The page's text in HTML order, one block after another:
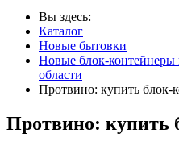
Вы здесь:
Каталог
Новые бытовки
Новые блок-
области
Протвино: купить блок-
Протвино: купить